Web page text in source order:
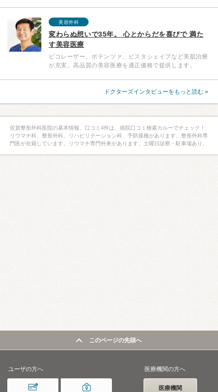
美容外科
変わらぬ想いで35年。 心とからだを喜びで 満た
す美容医療
ピコレーザー、ポテンツァ、ビスタシェイプなど美肌治療
が充実。高品質の美容医療を適正価格で提供します。
ドクターズインタビューをもっと読む »
佐賀整形外科医院の基本情報、口コミ4件は、病院口コミ検索カルーでチェック！
リウマチ科、整形外科、リハビリテーション科、予防接種があります。整形外科専
門医が在籍しています。リウマチ専門外来があります。土曜日診察・駐車場あり。
このページの先頭へ
ユーザの方へ 医療機関の方へ
医療機関